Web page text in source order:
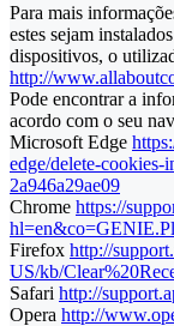
Para mais
estes sejam
dispositivos, o
http://
Pode encontrar a
acordo com o seu
Microsoft Edge
edge/delete-
2a946a29ae09
Chrome https://
Firefox http://
US/kb/
Safari http://
Opera http://